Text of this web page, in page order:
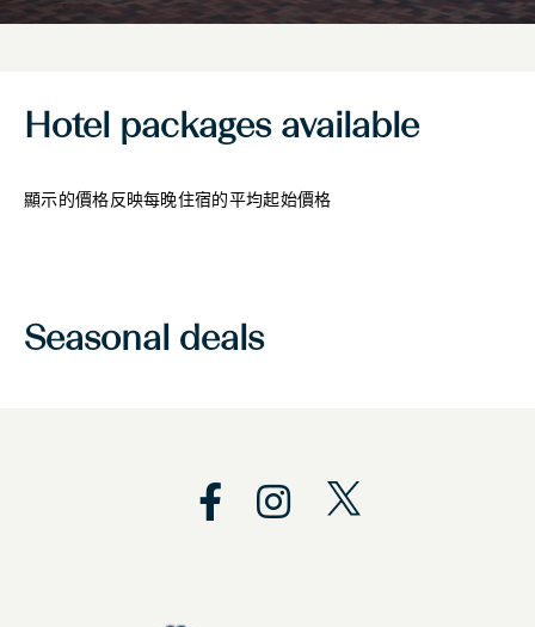
Hotel packages available
顯示的價格反映每晚住宿的平均起始價格
Seasonal deals